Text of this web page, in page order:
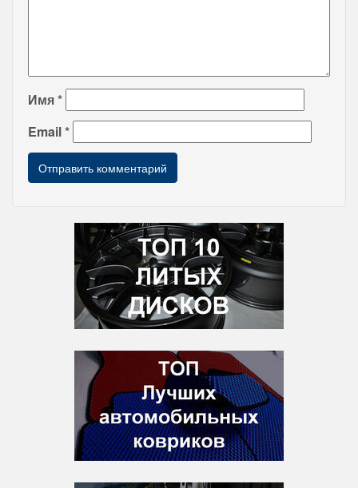
Имя*
Email*